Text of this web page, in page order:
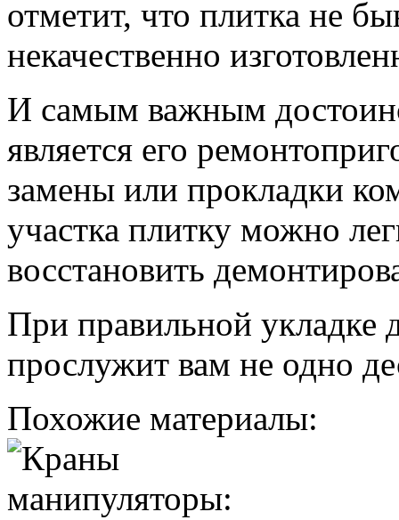
отметит, что плитка не
некачественно
И самым важным
является его
замены или прокладки
участка плитку можно
восстановить
При правильной укладке
прослужит вам не одно
Похожие материалы: